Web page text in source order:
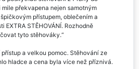
poskytnutí stěhování z Prahy do
překvapena nejen samotným
přístupem, oblečením a
STĚHOVÁNÍ. Rozhodně
a velkou pomoc. Stěhování ze